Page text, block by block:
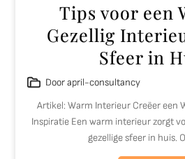
Tips voor een
Gezellig
Sfeer in
Door april-consultancy
Artikel: Warm Interieur Creëer een
Inspiratie Een warm interieur zorgt
gezellige sfeer in huis.